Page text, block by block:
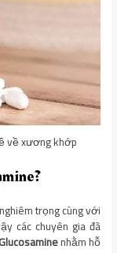
về xương khớp
trọng cùng với
các chuyên gia đã
nhằm hỗ